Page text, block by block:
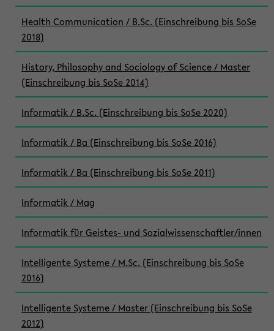
Health Communication / B.Sc. (Einschreibung bis SoSe
2018)
History, Philosophy and Sociology of Science / Master
(Einschreibung bis SoSe 2014)
Informatik / B.Sc. (Einschreibung bis SoSe 2020)
Informatik / Ba (Einschreibung bis SoSe 2016)
Informatik / Ba (Einschreibung bis SoSe 2011)
Informatik / Mag
Informatik für Geistes- und Sozialwissenschaftler/innen
Intelligente Systeme / M.Sc. (Einschreibung bis SoSe
2016)
Intelligente Systeme / Master (Einschreibung bis SoSe
2012)